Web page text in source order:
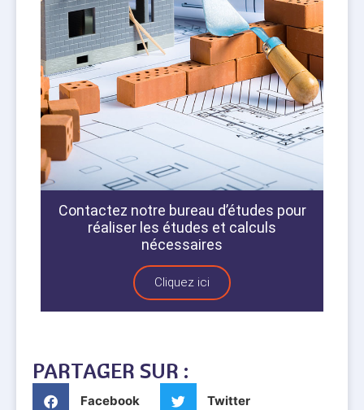
Contactez notre bureau d’études pour
réaliser les études et calculs
nécessaires
Cliquez ici
PARTAGER SUR :
Facebook Twitter